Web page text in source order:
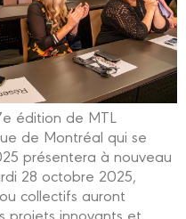
édition de MTL
de Montréal qui se
présentera à nouveau
28 octobre 2025,
collectifs auront
projets innovants et